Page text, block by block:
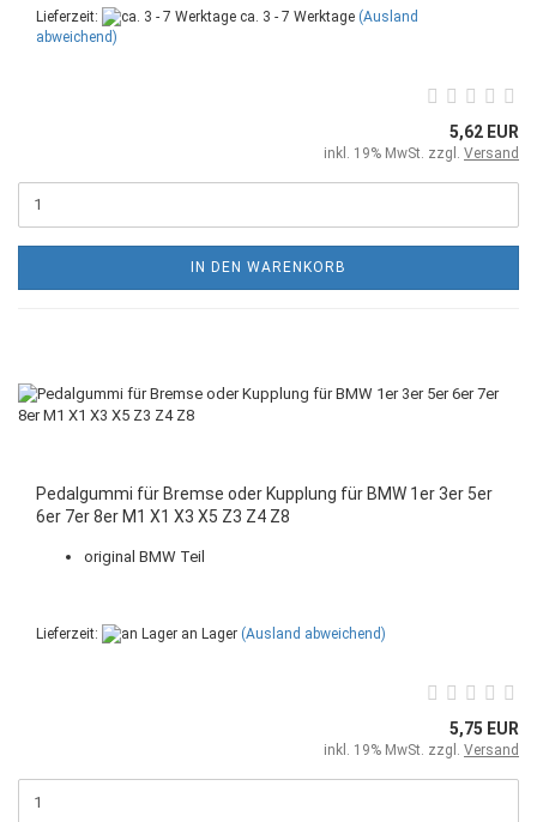
Lieferzeit: ca. 3 - 7 Werktage (Ausland
abweichend)
5,62 EUR
inkl. 19% MwSt. zzgl. Versand
IN DEN WARENKORB
Pedalgummi für Bremse oder Kupplung für BMW 1er 3er 5er
6er 7er 8er M1 X1 X3 X5 Z3 Z4 Z8
original BMW Teil
Lieferzeit: an Lager (Ausland abweichend)
5,75 EUR
inkl. 19% MwSt. zzgl. Versand